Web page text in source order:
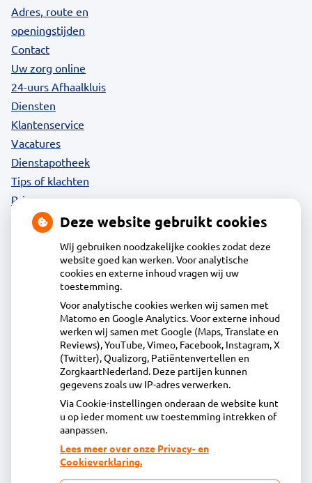
Adres, route en
openingstijden
Contact
Uw zorg online
24-uurs Afhaalkluis
Diensten
Klantenservice
Vacatures
Dienstapotheek
Tips of klachten
Privacy
Apotheek Daalmeer
J.Naberstraat 43, 1827LB Alkmaar
072-5613434
info@apotheekdaalmeer.nl
Inschrijven
Centrale administratie
Heeft u vragen of opmerkingen over uw
Deze website gebruikt cookies
Wij gebruiken noodzakelijke cookies zodat deze
website goed kan werken. Voor analytische
cookies en externe inhoud vragen wij uw
toestemming.
Voor analytische cookies werken wij samen met
Matomo en Google Analytics. Voor externe inhoud
werken wij samen met Google (Maps, Translate en
Reviews), YouTube, Vimeo, Facebook, Instagram, X
(Twitter), Qualizorg, Patiëntenvertellen en
ZorgkaartNederland. Deze partijen kunnen
gegevens zoals uw IP-adres verwerken.
Via Cookie-instellingen onderaan de website kunt
u op ieder moment uw toestemming intrekken of
aanpassen.
Lees meer over onze Privacy- en
Cookieverklaring.